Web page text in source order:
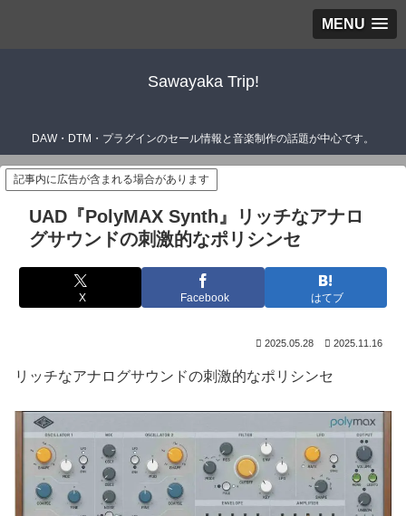
MENU
Sawayaka Trip!
DAW・DTM・プラグインのセール情報と音楽制作の話題が中心です。
記事内に広告が含まれる場合があります
UAD『PolyMAX Synth』リッチなアナロ
グサウンドの刺激的なポリシンセ
X Facebook はてブ
2025.05.28 2025.11.16
リッチなアナログサウンドの刺激的なポリシンセ